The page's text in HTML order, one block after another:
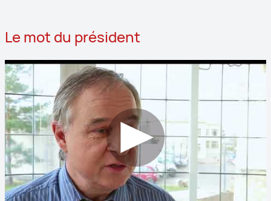
Le mot du président